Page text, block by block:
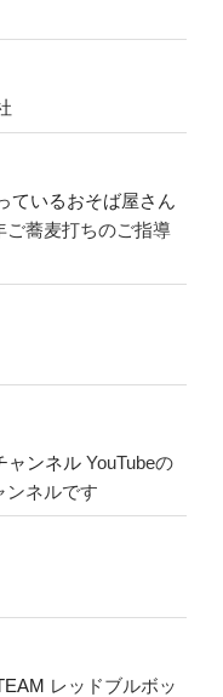
ているおそば屋さん
ご蕎麦打ちのご指導
ャンネル YouTubeの
ンネルです
レッドブルボッ